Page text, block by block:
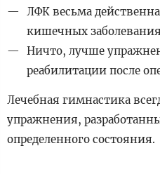
ЛФК весьма
кишечных
Ничто, лучше
реабилитации после
Лечебная гимнастика
упражнения,
определенного состояния.